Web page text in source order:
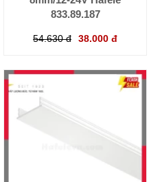
833.89.187
54.630 đ 38.000 đ